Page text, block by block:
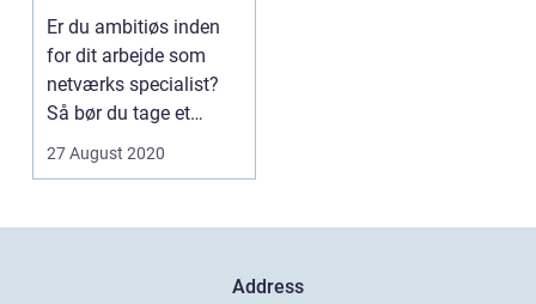
certificeringer
Er du ambitiøs inden
for dit arbejde som
netværks specialist?
Så bør du tage et
nøjere kig på de nye...
27 August 2020
Address